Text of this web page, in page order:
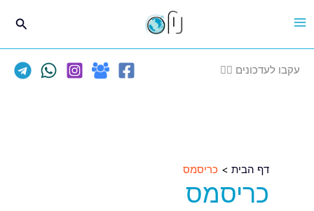
לתוכן
עקבו לעדכונים 👈🏽
דף הבית כריסמס
כריסמס